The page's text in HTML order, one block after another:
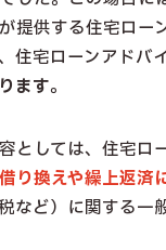
提供する住宅ロー
住宅ローンアドバ
ます。
としては、住宅ロ
借り換えや繰上返済
など）に関する一